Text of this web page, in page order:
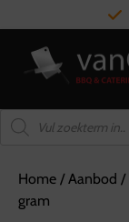
Home /Aanbod /
gram